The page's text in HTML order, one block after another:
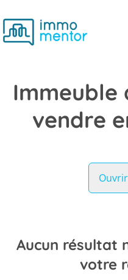
vendre
Holsbeek (3220) Remove
Aucun résultat
votre